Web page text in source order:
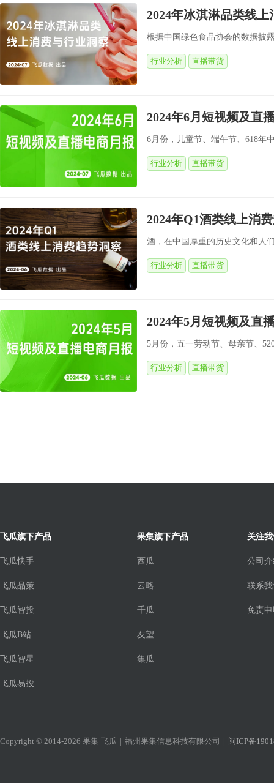
2024年冰淇淋品类线
根据中国绿色食品协会的数据披
行业分析 直播带货
2024年6月短视频及直
6月份，儿童节、端午节、618年
行业分析 直播带货
2024年Q1酒类线上消
酒，在中国厚重的历史文化和人
行业分析 直播带货
2024年5月短视频及直
5月份，五一劳动节、母亲节、
行业分析 直播带货
飞瓜旗下产品
飞瓜快手
飞瓜品策
飞瓜智投
飞瓜B站
飞瓜智星
飞瓜易投
果集旗下产品
西瓜
云略
千瓜
友望
集瓜
关注
公司
联系
免责
Copyright © 2014-2026 果集·飞瓜 | 福州果集信息科技有限公司 | 闽ICP备